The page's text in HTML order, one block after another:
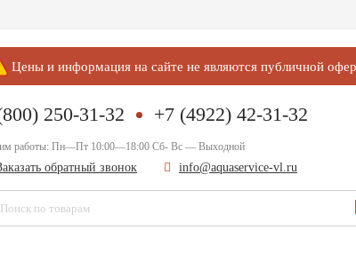
Цены и информация на сайте не являются публичной
250-31-32 +7 (4922) 42-31-32
работы: Пн—Пт 10:00—18:00 Сб- Вс — Выходной
обратный звонок info@aquaservice-vl.ru